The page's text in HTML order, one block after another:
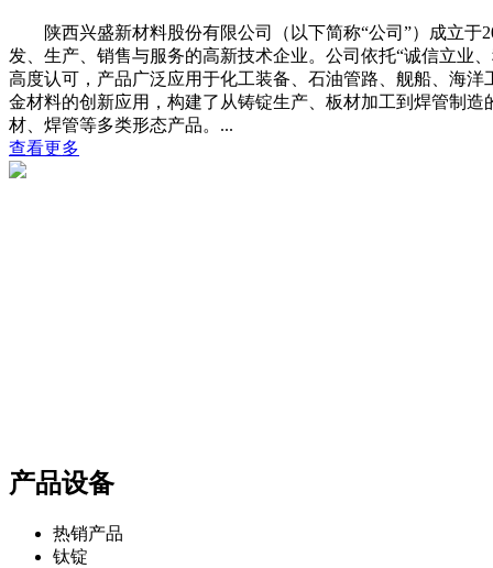
陕西兴盛新材料股份有限公司（以下简称“公司”）成立于
发、生产、销售与服务的高新技术企业。公司依托“诚信立业
高度认可，产品广泛应用于化工装备、石油管路、舰船、海
金材料的创新应用，构建了从铸锭生产、板材加工到焊管制
材、焊管等多类形态产品。​...
查看更多
产品设备
热销产品
钛锭